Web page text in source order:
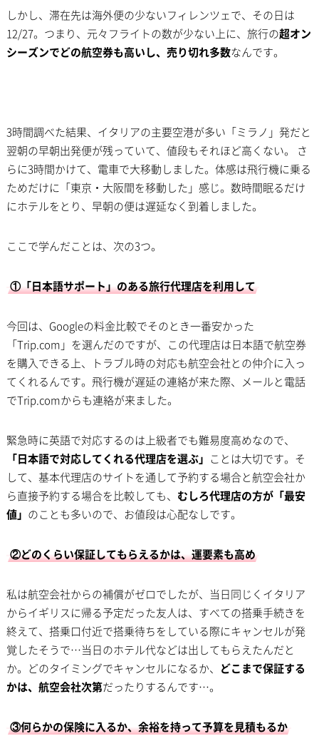
しかし、滞在先は海外便の少ないフィレンツェで、その日は
12/27。つまり、元々フライトの数が少ない上に、旅行の超オン
シーズンでどの航空券も高いし、売り切れ多数なんです。
3時間調べた結果、イタリアの主要空港が多い「ミラノ」発だと
翌朝の早朝出発便が残っていて、値段もそれほど高くない。 さ
らに3時間かけて、電車で大移動しました。体感は飛行機に乗る
ためだけに「東京・大阪間を移動した」感じ。数時間眠るだけ
にホテルをとり、早朝の便は遅延なく到着しました。
ここで学んだことは、次の3つ。
①「日本語サポート」のある旅行代理店を利用して
今回は、Googleの料金比較でそのとき一番安かった
「Trip.com」を選んだのですが、この代理店は日本語で航空券
を購入できる上、トラブル時の対応も航空会社との仲介に入っ
てくれるんです。飛行機が遅延の連絡が来た際、メールと電話
でTrip.comからも連絡が来ました。
緊急時に英語で対応するのは上級者でも難易度高めなので、
「日本語で対応してくれる代理店を選ぶ」 ことは大切です。そ
して、基本代理店のサイトを通して予約する場合と航空会社か
ら直接予約する場合を比較しても、 むしろ代理店の方が「最安
値」 のことも多いので、お値段は心配なしです。
②どのくらい保証してもらえるかは、運要素も高め
私は航空会社からの補償がゼロでしたが、当日同じくイタリア
からイギリスに帰る予定だった友人は、すべての搭乗手続きを
終えて、搭乗口付近で搭乗待ちをしている際にキャンセルが発
覚したそうで…当日のホテル代などは出してもらえたんだと
か。どのタイミングでキャンセルになるか、 どこまで保証する
かは、航空会社次第だったりするんです…。
③何らかの保険に入るか、余裕を持って予算を見積もるか